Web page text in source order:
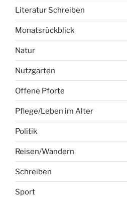
Literatur Schreiben
Monatsrückblick
Natur
Nutzgarten
Offene Pforte
Pflege/Leben im Alter
Politik
Reisen/Wandern
Schreiben
Sport